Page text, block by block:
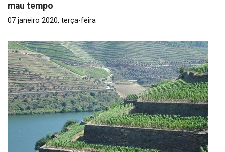
mau tempo
07 janeiro 2020, terça-feira